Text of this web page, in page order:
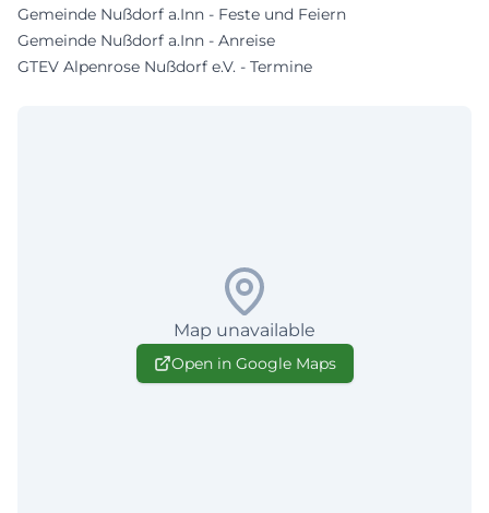
Gemeinde Nußdorf a.Inn - Feste und Feiern
Gemeinde Nußdorf a.Inn - Anreise
GTEV Alpenrose Nußdorf e.V. - Termine
Map unavailable
Open in Google Maps